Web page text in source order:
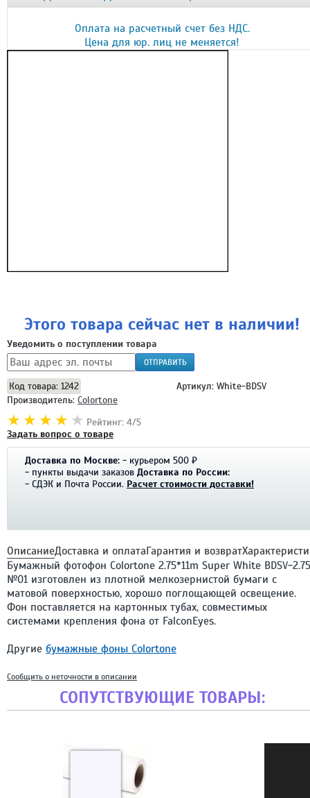
Оплата на расчетный счет без НДС.
Цена для юр. лиц не меняется!
Этого товара сейчас нет в наличии!
Уведомить о поступлении товара
ОТПРАВИТЬ
Код товара: 1242
Артикул: White-BDSV
Производитель: Colortone
Рейтинг: 4/5
Задать вопрос о товаре
Доставка по Москве: - курьером 500 ₽
- пункты выдачи заказов Доставка по России:
- СДЭК и Почта России. Расчет стоимости доставки!
ОписаниеДоставка и оплатаГарантия и возврат
Бумажный фотофон Colortone 2.75*11m Super White BDSV-2.75
№01 изготовлен из плотной мелкозернистой бумаги с
матовой поверхностью, хорошо поглощающей освещение.
Фон поставляется на картонных тубах, совместимых
системами крепления фона от FalconEyes.
Другие бумажные фоны Colortone
Сообщить о неточности в описании
СОПУТСТВУЮЩИЕ ТОВАРЫ: